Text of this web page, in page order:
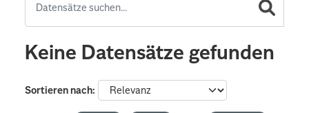
Keine Datensätze gefunden
Sortieren nach